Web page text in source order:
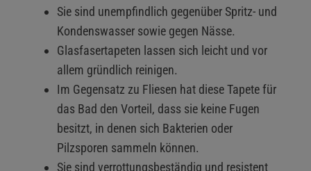
Sie sind unempfindlich gegenüber Spritz- und
Kondenswasser sowie gegen Nässe.
Glasfasertapeten lassen sich leicht und vor
allem gründlich reinigen.
Im Gegensatz zu Fliesen hat diese Tapete für
das Bad den Vorteil, dass sie keine Fugen
besitzt, in denen sich Bakterien oder
Pilzsporen sammeln können.
Sie sind verrottungsbeständig und resistent